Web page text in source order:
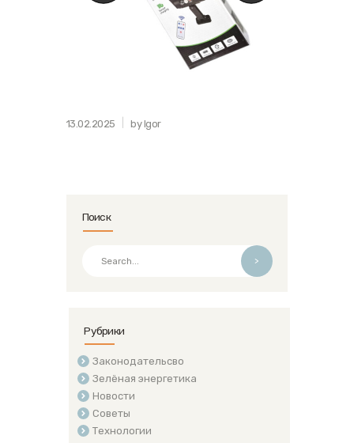
13.02.2025 by Igor
Поиск
>
Рубрики
Законодательсво
Зелёная энергетика
Новости
Советы
Технологии